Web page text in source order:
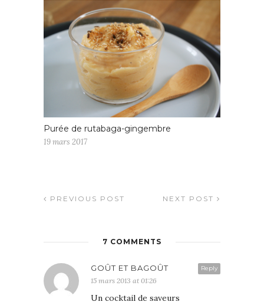
Purée de rutabaga-gingembre
19 mars 2017
PREVIOUS POST NEXT POST
7 COMMENTS
Reply
GOÛT ET BAGOÛT
15 mars 2013 at 01:26
Un cocktail de saveurs